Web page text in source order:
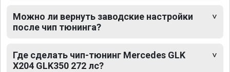
Можно ли вернуть заводские настройки
после чип тюнинга?
Где сделать чип-тюнинг Mercedes GLK
X204 GLK350 272 лс?